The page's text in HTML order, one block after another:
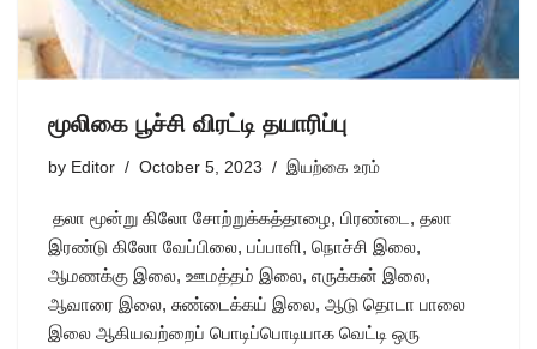
மூலிகை பூச்சி விரட்டி தயாரிப்பு
by Editor October 5, 2023 இயற்கை உரம்
தலா மூன்று கிலோ சோற்றுக்கத்தாழை, பிரண்டை, தலா
இரண்டு கிலோ வேப்பிலை, பப்பாளி, நொச்சி இலை,
ஆமணக்கு இலை, ஊமத்தம் இலை, எருக்கன் இலை,
ஆவாரை இலை, சுண்டைக்கய் இலை, ஆடு தொடா பாலை
இலை ஆகியவற்றைப் பொடிப்பொடியாக வெட்டி ஒரு